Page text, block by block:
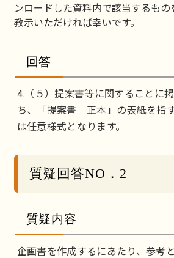
ンロードした資料内で該当するもの
教示いただければ幸いです。
回答
4.（５）提案書等に関することに
ち、「提案書 正本」の表紙を指
は任意様式となります。
質疑回答NO．2
質疑内容
企画書を作成するにあたり、参考